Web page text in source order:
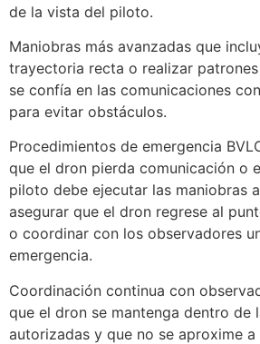
de la vista del piloto.
Maniobras más avanzadas que
trayectoria recta o realizar
se confía en las comunicaciones
para evitar obstáculos.
Procedimientos de emergencia
que el dron pierda comunicación o
piloto debe ejecutar las maniobras
asegurar que el dron regrese al
o coordinar con los observadores
emergencia.
Coordinación continua con
que el dron se mantenga dentro de
autorizadas y que no se aproxime a